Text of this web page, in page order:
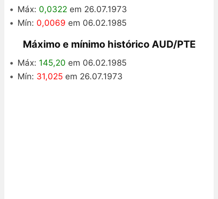
Máx: 0,0322 em 26.07.1973
Mín: 0,0069 em 06.02.1985
Máximo e mínimo histórico AUD/PTE
Máx: 145,20 em 06.02.1985
Mín: 31,025em 26.07.1973